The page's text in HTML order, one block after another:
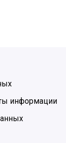
информации